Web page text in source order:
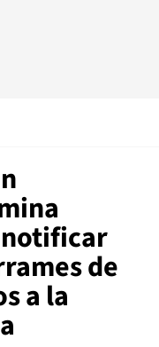
de
a la